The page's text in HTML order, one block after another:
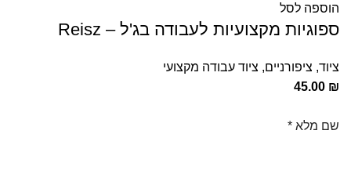
הוספה לסל
ספוגיות מקצועיות לעבודה בג'ל – Reisz
ציוד, ציפורניים, ציוד עבודה מקצועי
45.00 ₪
שם מלא *